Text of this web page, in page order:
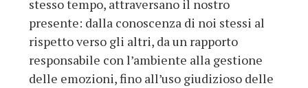
stesso tempo, attraversano il nostro
presente: dalla conoscenza di noi stessi al
rispetto verso gli altri, da un rapporto
responsabile con l’ambiente alla gestione
delle emozioni, fino all’uso giudizioso delle